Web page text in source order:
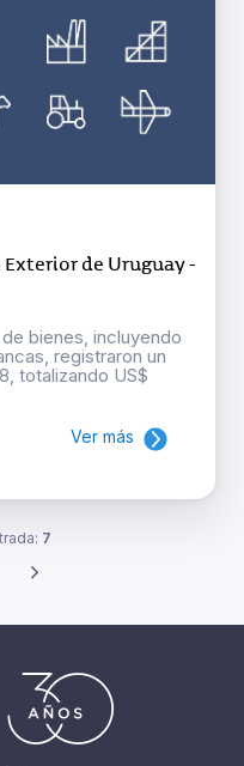
de Uruguay -
bienes, incluyendo
registraron un
totalizando US$
Ver más
7